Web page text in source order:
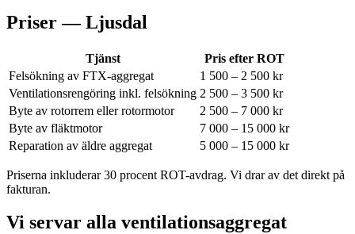
Priser —Ljusdal
Tjänst
Pris efter ROT
Felsökning av FTX-aggregat
1 500 – 2 500 kr
Ventilationsrengöring inkl. felsökning 2 500 – 3 500 kr
Byte av rotorrem eller rotormotor
2 500 – 7 000 kr
Byte av fläktmotor
7 000 – 15 000 kr
Reparation av äldre aggregat
5 000 – 15 000 kr
Priserna inkluderar 30 procent ROT-avdrag. Vi drar av det direkt på
fakturan.
Vi servar alla ventilationsaggregat